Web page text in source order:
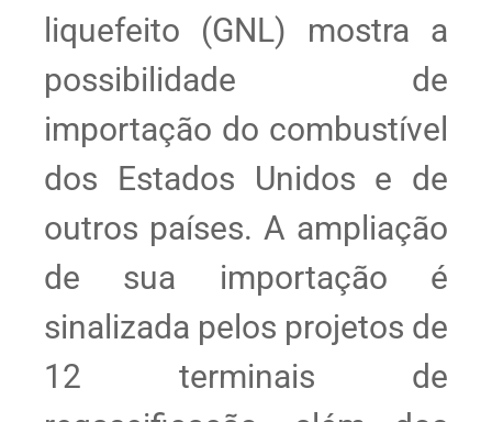
liquefeito (GNL) mostra a
possibilidade de
importação do combustível
dos Estados Unidos e de
outros países. A ampliação
de sua importação é
sinalizada pelos projetos de
12 terminais de